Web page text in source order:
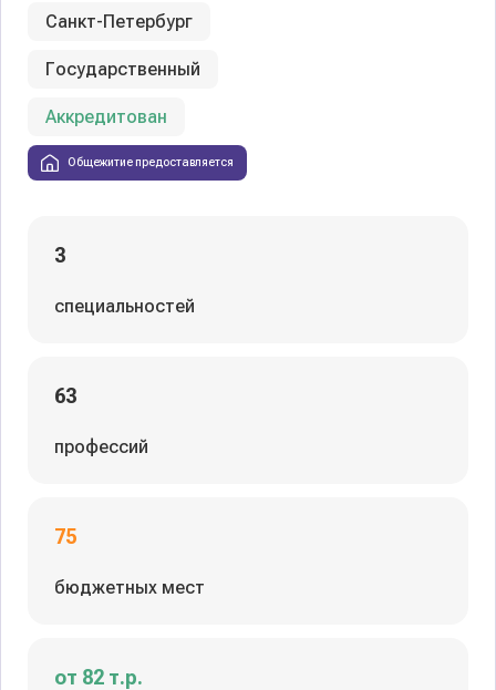
Санкт-Петербург
Государственный
Аккредитован
Общежитие предоставляется
3
специальностей
63
профессий
75
бюджетных мест
от 82 т.р.